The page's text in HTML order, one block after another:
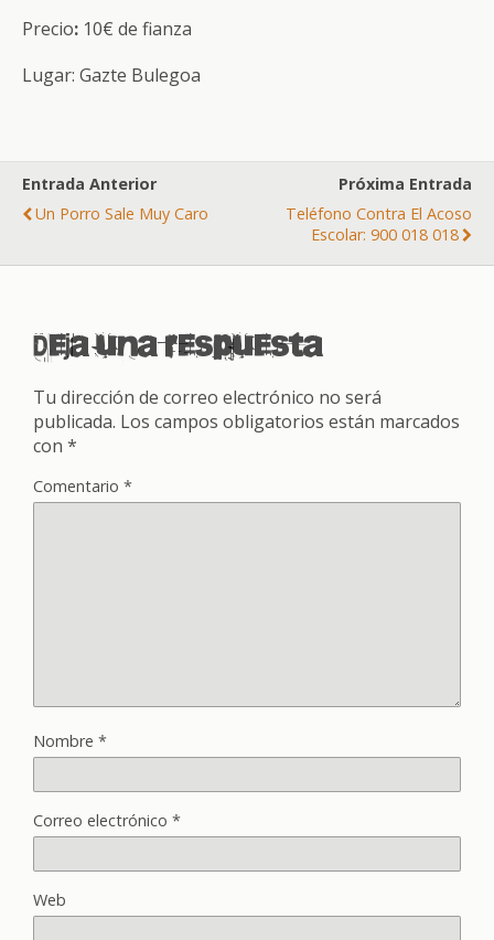
Precio: 10€ de fianza
Lugar: Gazte Bulegoa
Entrada Anterior
Un Porro Sale Muy Caro
Próxima Entrada
Teléfono Contra El Acoso
Escolar: 900 018 018
Deja una respuesta
Tu dirección de correo electrónico no será
publicada. Los campos obligatorios están marcados
con *
Comentario *
Nombre *
Correo electrónico *
Web